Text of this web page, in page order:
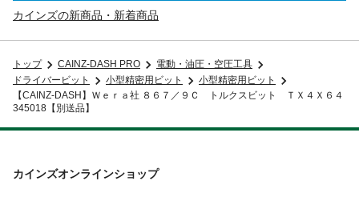
カインズの新商品・新着商品
トップ CAINZ-DASH PRO
電動・油圧・空圧工具
ドライバービット
小型精密用ビット
小型精密用ビット
【CAINZ-DASH】Ｗｅｒａ社 ８６７／９Ｃ トルクスビット ＴＸ４Ｘ６４
345018【別送品】
カインズオンラインショップ